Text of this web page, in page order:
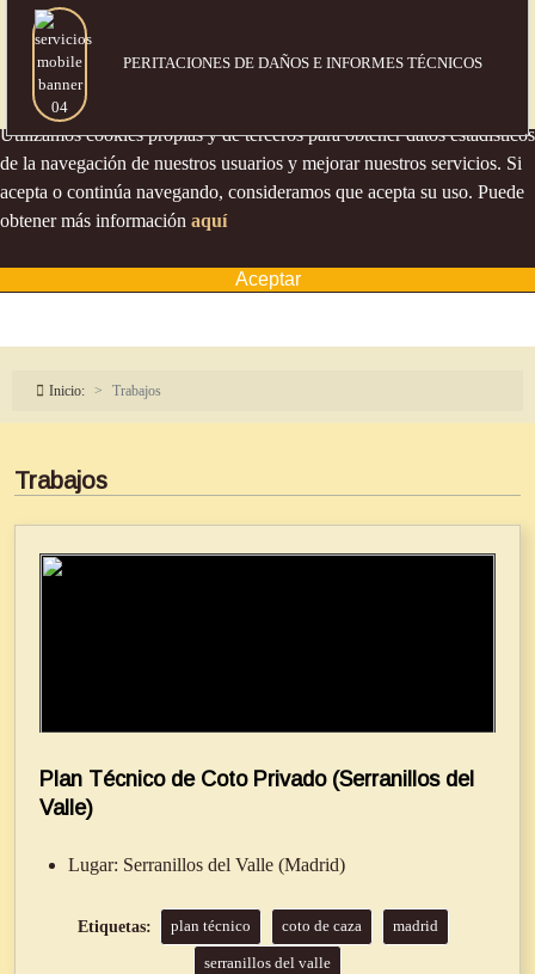
PERITACIONES DE DAÑOS E INFORMES TÉCNICOS
Política de cookies
Utilizamos cookies propias y de terceros para obtener datos estadísticos
de la navegación de nuestros usuarios y mejorar nuestros servicios. Si
acepta o continúa navegando, consideramos que acepta su uso. Puede
obtener más información aquí
Aceptar
Inicio: Trabajos
Trabajos
Plan Técnico de Coto Privado (Serranillos del
Valle)
Lugar: Serranillos del Valle (Madrid)
plan técnico coto de caza madrid
serranillos del valle